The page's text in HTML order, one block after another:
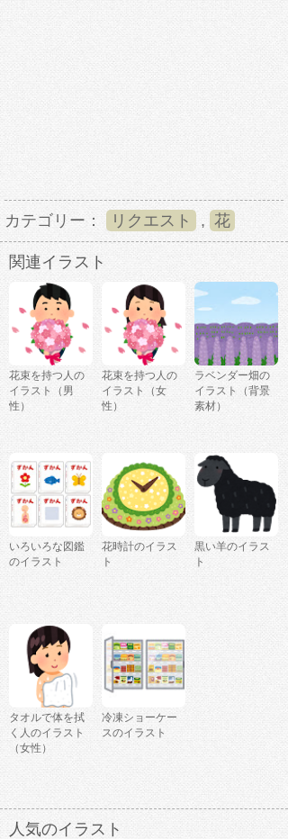
カテゴリー： リクエスト , 花
関連イラスト
花束を持つ人の
イラスト（男
性）
花束を持つ人の
イラスト（女
性）
ラベンダー畑の
イラスト（背景
素材）
いろいろな図鑑
のイラスト
花時計のイラス
ト
黒い羊のイラス
ト
タオルで体を拭
く人のイラスト
（女性）
冷凍ショーケー
スのイラスト
人気のイラスト